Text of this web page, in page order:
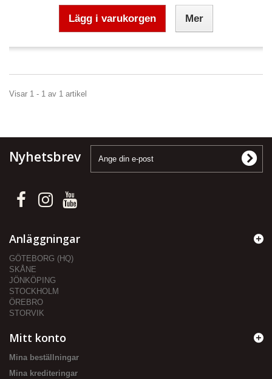
Lägg i varukorgen Mer
Visar 1 - 1 av 1 artikel
Nyhetsbrev
Anläggningar
GÖTEBORG (HQ)
SKÅNE
JÖNKÖPING
STOCKHOLM
ÖREBRO
STORVIK
Mitt konto
Mina beställningar
Mina krediteringar